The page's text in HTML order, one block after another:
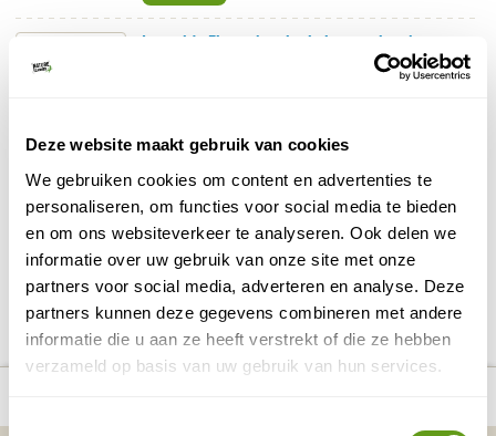
Deze website maakt gebruik van cookies
We gebruiken cookies om content en advertenties te
personaliseren, om functies voor social media te bieden
en om ons websiteverkeer te analyseren. Ook delen we
informatie over uw gebruik van onze site met onze
partners voor social media, adverteren en analyse. Deze
partners kunnen deze gegevens combineren met andere
informatie die u aan ze heeft verstrekt of die ze hebben
verzameld op basis van uw gebruik van hun services.
Toestemmingsselectie
Intrepid - Fietsvakanties in internationale groep
Incl. bagagevervoer. Optioneel
BEKIJK
Deel deze pagina! DELEN OP FACEBOOK
DELEN OP XDELEN VIA DE MAIL
DELEN OP PINTEREST
DELEN OP